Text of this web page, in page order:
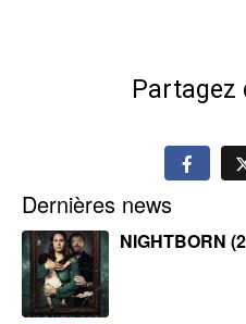
Partagez
Dernières news
NIGHTBORN